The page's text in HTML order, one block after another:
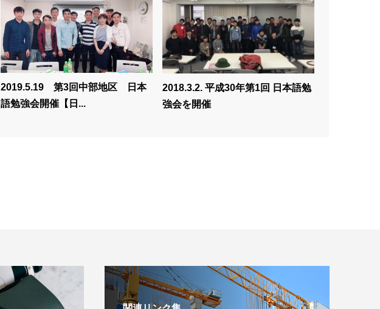
2019.5.19 第3回中部地区 日本
語勉強会開催【日...
2018.3.2. 平成30年第1回 日本語勉
強会を開催